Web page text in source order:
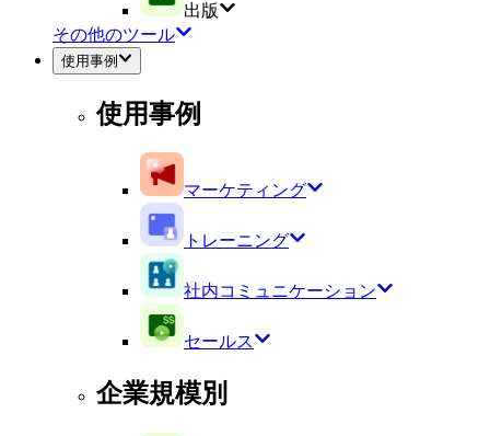
出版
その他のツール
使用事例
使用事例
マーケティング
トレーニング
社内コミュニケーション
セールス
企業規模別